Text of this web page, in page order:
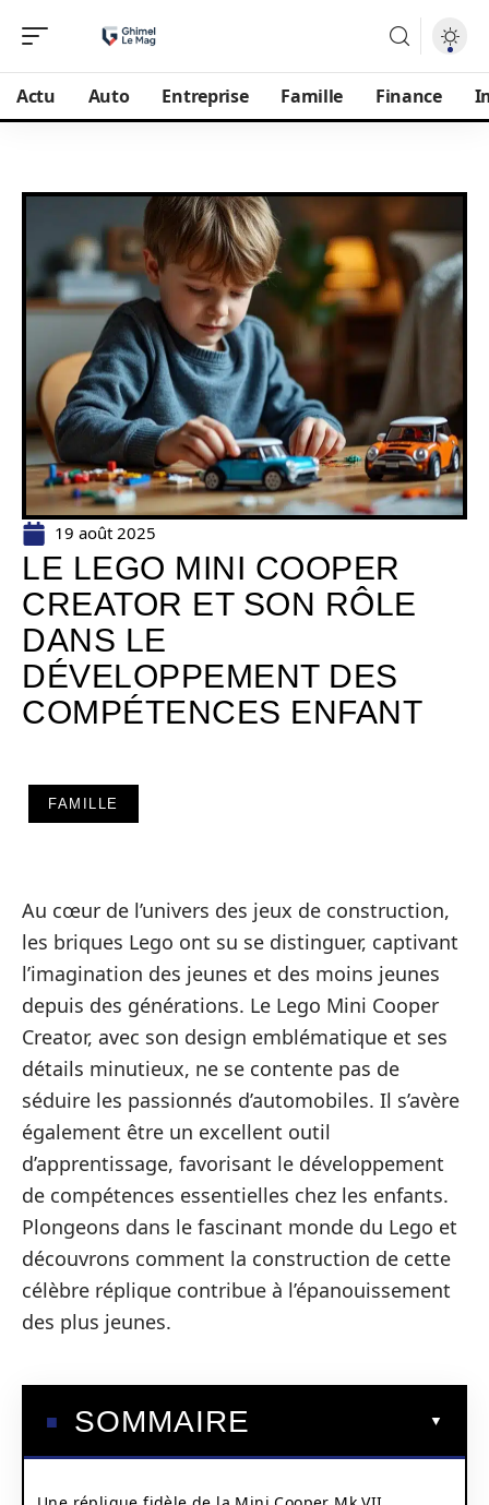
Actu Auto Entreprise Famille Finance
19 août 2025
LE LEGO MINI COOPER
CREATOR ET SON RÔLE
DANS LE
DÉVELOPPEMENT DES
COMPÉTENCES ENFANT
FAMILLE
Au cœur de l’univers des jeux de construction,
les briques Lego ont su se distinguer, captivant
l’imagination des jeunes et des moins jeunes
depuis des générations. Le Lego Mini Cooper
Creator, avec son design emblématique et ses
détails minutieux, ne se contente pas de
séduire les passionnés d’automobiles. Il s’avère
également être un excellent outil
d’apprentissage, favorisant le développement
de compétences essentielles chez les enfants.
Plongeons dans le fascinant monde du Lego et
découvrons comment la construction de cette
célèbre réplique contribue à l’épanouissement
des plus jeunes.
SOMMAIRE